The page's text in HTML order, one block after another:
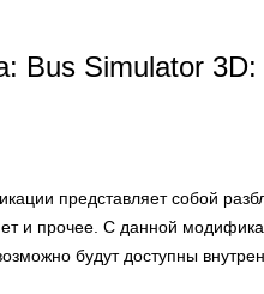
Bus Simulator
представляет собой
и прочее. С данной
будут доступны